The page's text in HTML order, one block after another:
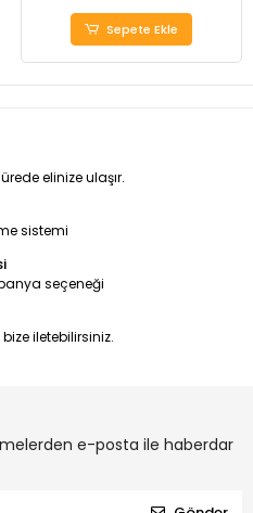
Sepete Ekle
elinize ulaşır.
sistemi
seçeneği
iletebilirsiniz.
e-posta ile haberdar